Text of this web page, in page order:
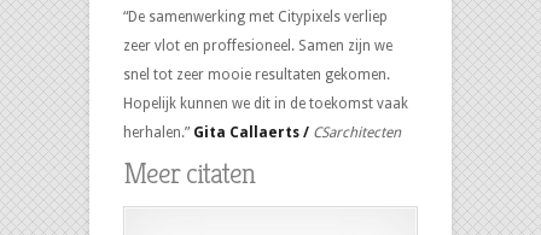
“De samenwerking met Citypixels verliep
zeer vlot en proffesioneel. Samen zijn we
snel tot zeer mooie resultaten gekomen.
Hopelijk kunnen we dit in de toekomst vaak
herhalen.” Gita Callaerts / CSarchitecten
Meer citaten